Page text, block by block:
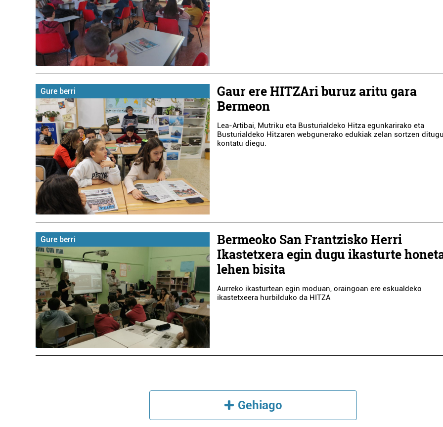
Gure berri
Gaur ere HITZAri buruz aritu gara
Bermeon
Lea-Artibai, Mutriku eta Busturialdeko Hitza egunkarirako eta
Busturialdeko Hitzaren webgunerako edukiak zelan sortzen
kontatu diegu.
Gure berri
Bermeoko San Frantzisko Herri
Ikastetxera egin dugu ikasturte
lehen bisita
Aurreko ikasturtean egin moduan, oraingoan ere eskualdeko
ikastetxeera hurbilduko da HITZA
Gehiago